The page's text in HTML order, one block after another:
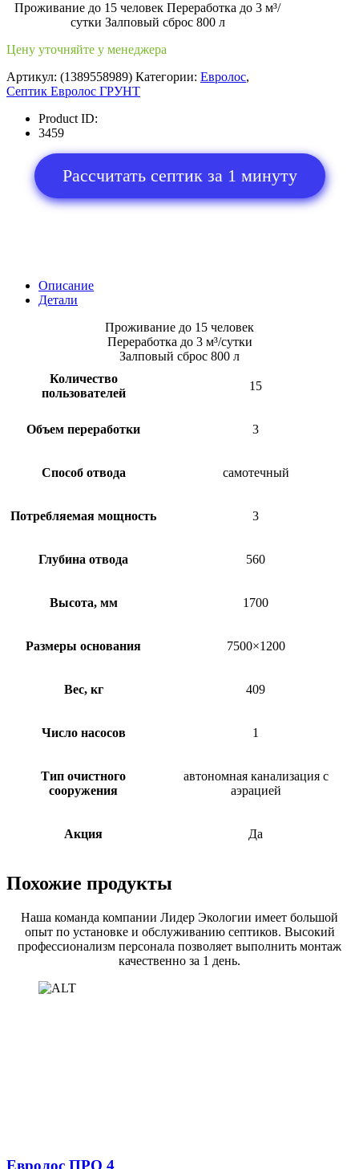
Проживание до 15 человек Переработка до 3 м³/
сутки Залповый сброс 800 л
Цену уточняйте у менеджера
Артикул: (1389558989) Категории: Евролос,
Септик Евролос ГРУНТ
Product ID:
3459
Рассчитать септик за 1 минуту
Описание
Детали
Проживание до 15 человек
Переработка до 3 м³/сутки
Залповый сброс 800 л
Количество
пользователей
15
Объем переработки 3
Способ отвода самотечный
Потребляемая мощность 3
Глубина отвода 560
Высота, мм 1700
Размеры основания 7500×1200
Вес, кг 409
Число насосов 1
Тип очистного
сооружения
автономная канализация с
аэрацией
Акция Да
Похожие продукты
Наша команда компании Лидер Экологии имеет большой
опыт по установке и обслуживанию септиков. Высокий
профессионализм персонала позволяет выполнить монтаж
качественно за 1 день.
Евролос ПРО 4